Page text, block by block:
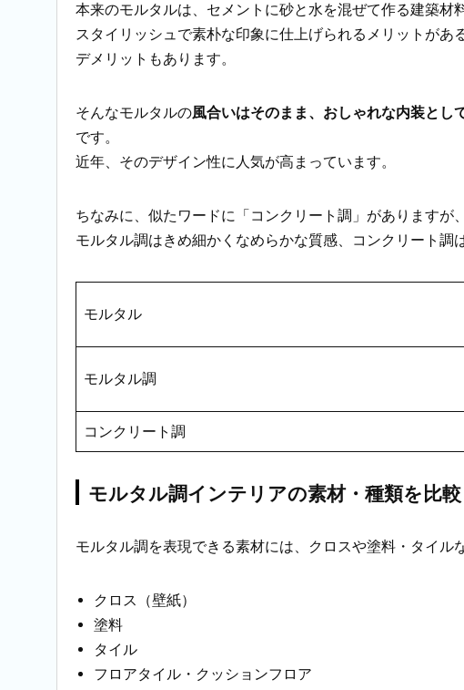
本来のモルタルは、セメントに砂と水を混ぜて作る建築材
スタイリッシュで素朴な印象に仕上げられるメリットが
デメリットもあります。
そんなモルタルの風合いはそのまま、おしゃれな内装とし
です。
近年、そのデザイン性に人気が高まっています。
ちなみに、似たワードに「コンクリート調」がありますが
モルタル調はきめ細かくなめらかな質感、コンクリート調
モルタル
モルタル調
コンクリート調
モルタル調インテリアの素材・種類を比較
モルタル調を表現できる素材には、クロスや塗料・タイル
クロス（壁紙）
塗料
タイル
フロアタイル・クッションフロア